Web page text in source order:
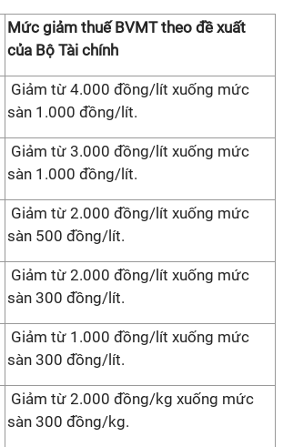
Mức giảm thuế BVMT theo đề xuất
của Bộ Tài chính
Giảm từ 4.000 đồng/lít xuống mức
sàn 1.000 đồng/lít.
Giảm từ 3.000 đồng/lít xuống mức
sàn 1.000 đồng/lít.
Giảm từ 2.000 đồng/lít xuống mức
sàn 500 đồng/lít.
Giảm từ 2.000 đồng/lít xuống mức
sàn 300 đồng/lít.
Giảm từ 1.000 đồng/lít xuống mức
sàn 300 đồng/lít.
Giảm từ 2.000 đồng/kg xuống mức
sàn 300 đồng/kg.